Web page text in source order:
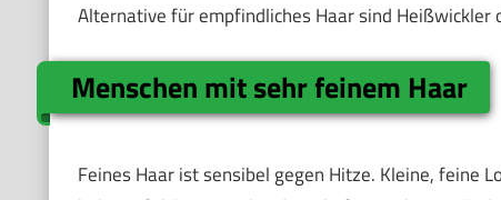
Alternative für empfindliches Haar sind
Menschen mit sehr feinem Haar
Feines Haar ist sensibel gegen Hitze. Kleine, feine